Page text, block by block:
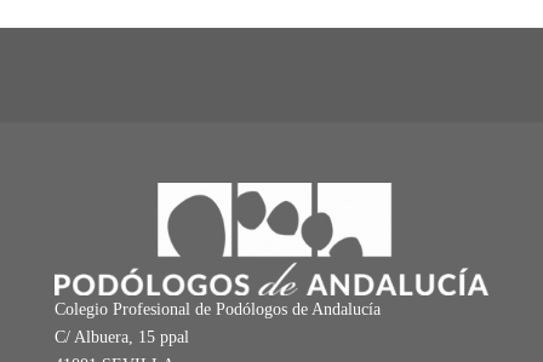
Colegio Profesional de Podólogos de Andalucía
C/ Albuera, 15 ppal